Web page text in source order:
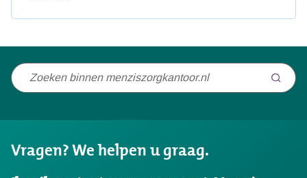
Niet
wat
zocht?
Vragen? We helpen u graag.